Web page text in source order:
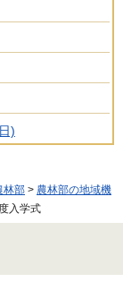
)
林部 > 農林部の地域機
入学式